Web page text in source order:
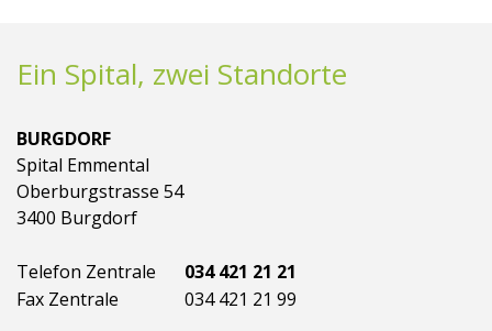
Ein Spital, zwei Standorte
BURGDORF
Spital Emmental
Oberburgstrasse 54
3400 Burgdorf
Telefon Zentrale
034 421 21 21
Fax Zentrale
034 421 21 99